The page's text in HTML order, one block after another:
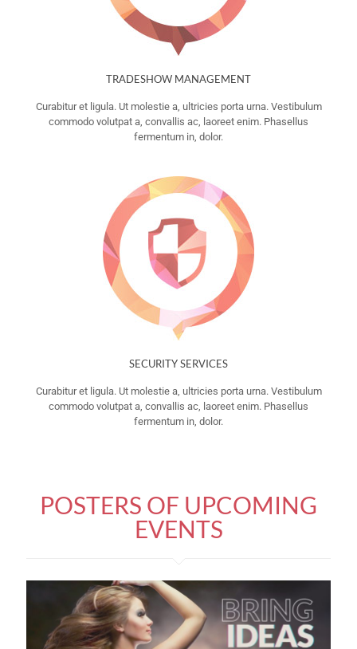
TRADESHOW MANAGEMENT
Curabitur et ligula. Ut molestie a, ultricies porta urna. Vestibulum
commodo volutpat a, convallis ac, laoreet enim. Phasellus
fermentum in, dolor.
SECURITY SERVICES
Curabitur et ligula. Ut molestie a, ultricies porta urna. Vestibulum
commodo volutpat a, convallis ac, laoreet enim. Phasellus
fermentum in, dolor.
POSTERS OF UPCOMING
EVENTS